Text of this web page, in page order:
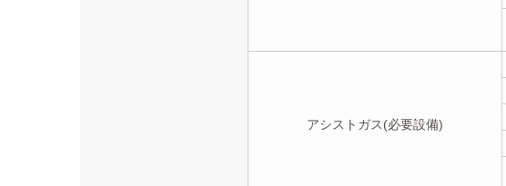
アシストガス(必要設備)